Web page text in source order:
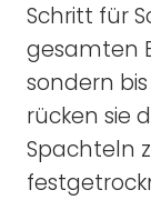
Schritt für
gesamten
sondern
rücken sie
Spachteln